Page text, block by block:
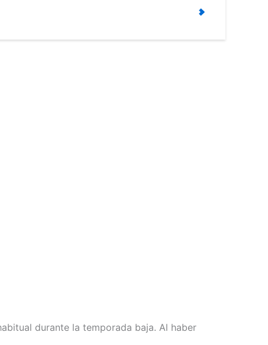
durante la temporada baja. Al haber